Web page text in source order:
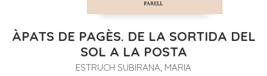
ÀPATS DE PAGÈS. DE LA SORTIDA DEL
SOL A LA POSTA
ESTRUCH SUBIRANA, MARIA